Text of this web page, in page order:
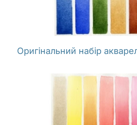
Оригінальний набір